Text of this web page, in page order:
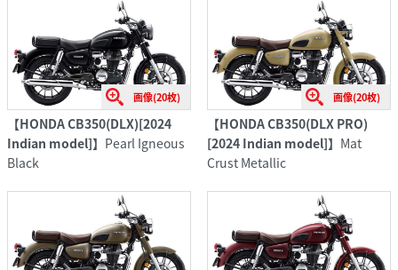
画像(20枚)
【HONDA CB350(DLX)[2024
Indian model]】 Pearl Igneous
Black
画像(20枚)
【HONDA CB350(DLX PRO)
[2024 Indian model]】 Mat
Crust Metallic